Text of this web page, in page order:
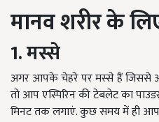
मानव शरीर के
1. मस्से
अगर आपके चेहरे पर मस्से हैं जिससे
तो आप एस्पिरिन की टेबलेट का
मिनट तक लगाएं. कुछ समय में ही